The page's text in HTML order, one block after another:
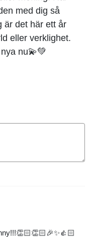
med dig så
är det här ett år
eller verklighet.
nu💫💚